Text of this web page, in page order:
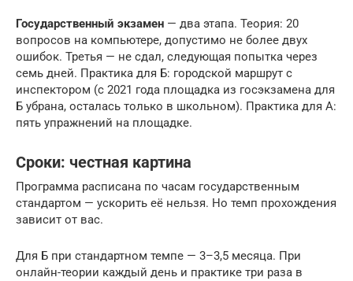
Государственный экзамен — два этапа. Теория: 20
вопросов на компьютере, допустимо не более двух
ошибок. Третья — не сдал, следующая попытка через
семь дней. Практика для Б: городской маршрут с
инспектором (с 2021 года площадка из госэкзамена для
Б убрана, осталась только в школьном). Практика для А:
пять упражнений на площадке.
Сроки: честная картина
Программа расписана по часам государственным
стандартом — ускорить её нельзя. Но темп прохождения
зависит от вас.
Для Б при стандартном темпе — 3–3,5 месяца. При
онлайн-теории каждый день и практике три раза в